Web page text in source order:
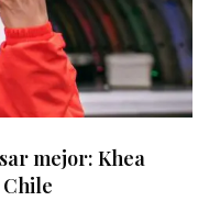
mejor: Khea
Chile